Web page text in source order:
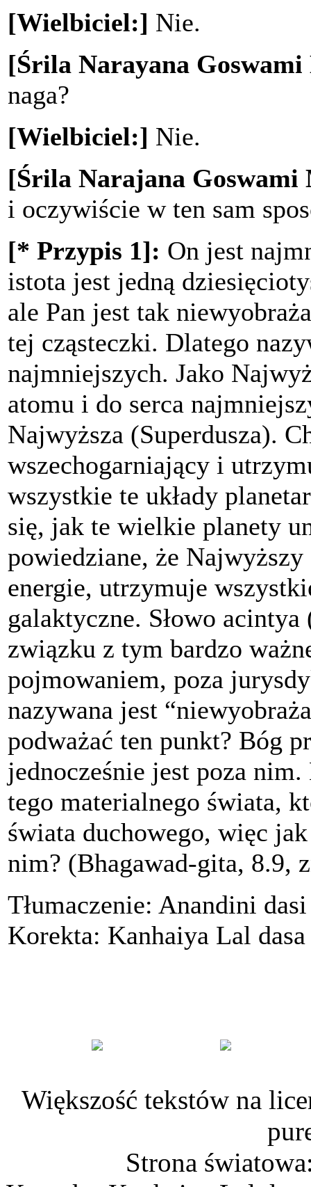
[Wielbiciel:] Nie.
[Śrila Narayana
naga?
[Wielbiciel:] Nie.
[Śrila Narajana Goswami
i oczywiście w ten sam
[* Przypis 1]: On jest
istota jest jedną
ale Pan jest tak
tej cząsteczki. Dlatego
najmniejszych. Jako
atomu i do serca
Najwyższa (Superdusza).
wszechogarniający i
wszystkie te układy
się, jak te wielkie planety
powiedziane, że Najwyższy
energie, utrzymuje
galaktyczne. Słowo
związku z tym bardzo
pojmowaniem, poza
nazywana jest
podważać ten punkt? Bóg
jednocześnie jest poza
tego materialnego świata,
świata duchowego, więc
nim? (Bhagawad-gita, 8.9,
Tłumaczenie: Anandini dasi
Korekta: Kanhaiya Lal
Większość tekstów na
Strona